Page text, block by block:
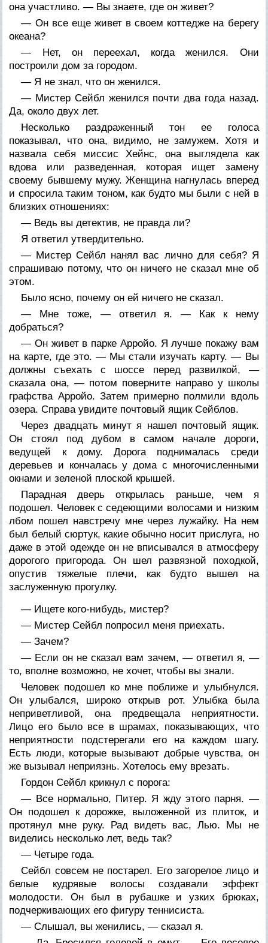
она участливо. — Вы знаете, где он живет?
— Он все еще живет в своем коттедже на берегу
океана?
— Нет, он переехал, когда женился. Они
построили дом за городом.
— Я не знал, что он женился.
— Мистер Сейбл женился почти два года назад.
Да, около двух лет.
Несколько раздраженный тон ее голоса
показывал, что она, видимо, не замужем. Хотя и
назвала себя миссис Хейнс, она выглядела как
вдова или разведенная, которая ищет замену
своему бывшему мужу. Женщина нагнулась вперед
и спросила таким тоном, как будто мы были с ней в
близких отношениях:
— Ведь вы детектив, не правда ли?
Я ответил утвердительно.
— Мистер Сейбл нанял вас лично для себя? Я
спрашиваю потому, что он ничего не сказал мне об
этом.
Было ясно, почему он ей ничего не сказал.
— Мне тоже, — ответил я. — Как к нему
добраться?
— Он живет в парке Арройо. Я лучше покажу вам
на карте, где это. — Мы стали изучать карту. — Вы
должны съехать с шоссе перед развилкой, —
сказала она, — потом поверните направо у школы
графства Арройо. Затем примерно полмили вдоль
озера. Справа увидите почтовый ящик Сейблов.
Через двадцать минут я нашел почтовый ящик.
Он стоял под дубом в самом начале дороги,
ведущей к дому. Дорога поднималась среди
деревьев и кончалась у дома с многочисленными
окнами и зеленой плоской крышей.
Парадная дверь открылась раньше, чем я
подошел. Человек с седеющими волосами и низким
лбом пошел навстречу мне через лужайку. На нем
был белый сюртук, какие обычно носит прислуга, но
даже в этой одежде он не вписывался в атмосферу
дорогого пригорода. Он шел развязной походкой,
опустив тяжелые плечи, как будто вышел на
заслуженную прогулку.
— Ищете кого-нибудь, мистер?
— Мистер Сейбл попросил меня приехать.
— Зачем?
— Если он не сказал вам зачем, — ответил я, —
то, вполне возможно, не хочет, чтобы вы знали.
Человек подошел ко мне поближе и улыбнулся.
Он улыбался, широко открыв рот. Улыбка была
неприветливой, она предвещала неприятности.
Лицо его было все в шрамах, показывающих, что
неприятности подстерегали его на каждом шагу.
Есть люди, которые вызывают добрые чувства, он
же вызывал неприязнь. Хотелось ему врезать.
Гордон Сейбл крикнул с порога:
— Все нормально, Питер. Я жду этого парня. —
Он подошел к дорожке, выложенной из плиток, и
протянул мне руку. Рад видеть вас, Лью. Мы не
виделись несколько лет, ведь так?
— Четыре года.
Сейбл совсем не постарел. Его загорелое лицо и
белые кудрявые волосы создавали эффект
молодости. Он был в рубашке и узких брюках,
подчеркивающих его фигуру теннисиста.
— Слышал, вы женились, — сказал я.